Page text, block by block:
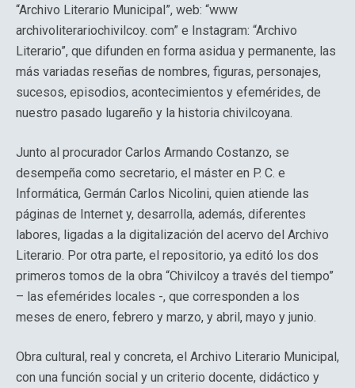
“Archivo Literario Municipal”, web: “www
archivoliterariochivilcoy. com” e Instagram: “Archivo
Literario”, que difunden en forma asidua y permanente, las
más variadas reseñas de nombres, figuras, personajes,
sucesos, episodios, acontecimientos y efemérides, de
nuestro pasado lugareño y la historia chivilcoyana.
Junto al procurador Carlos Armando Costanzo, se
desempeña como secretario, el máster en P. C. e
Informática, Germán Carlos Nicolini, quien atiende las
páginas de Internet y, desarrolla, además, diferentes
labores, ligadas a la digitalización del acervo del Archivo
Literario. Por otra parte, el repositorio, ya editó los dos
primeros tomos de la obra “Chivilcoy a través del tiempo”
– las efemérides locales -, que corresponden a los
meses de enero, febrero y marzo, y abril, mayo y junio.
Obra cultural, real y concreta, el Archivo Literario Municipal,
con una función social y un criterio docente, didáctico y